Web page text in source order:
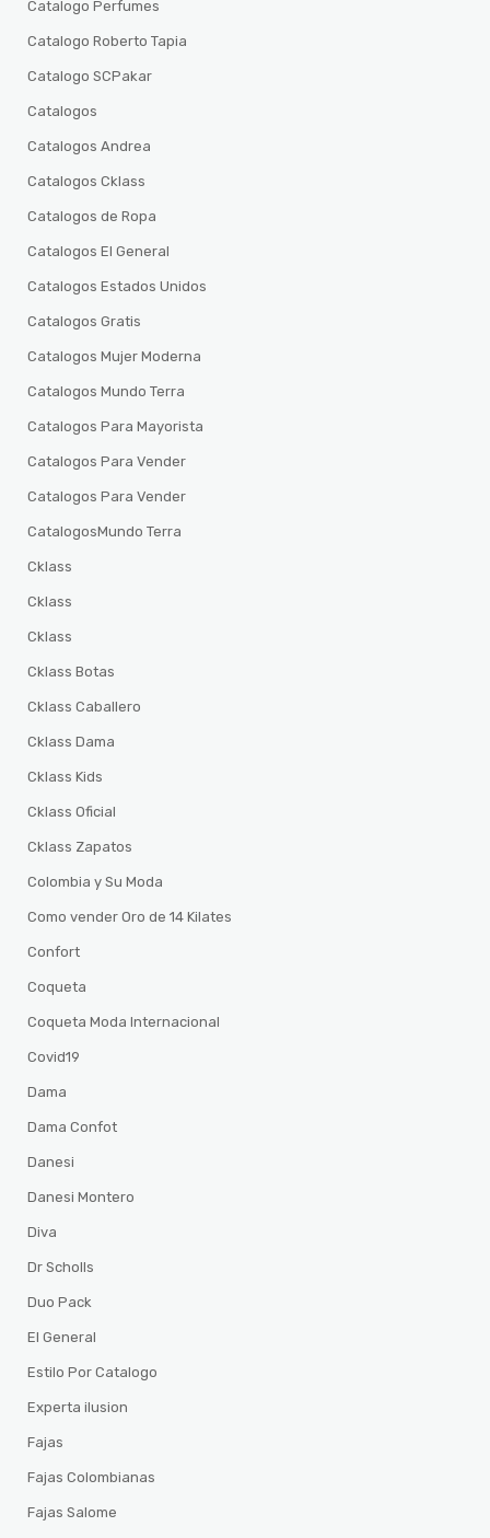
Catalogo Perfumes
Catalogo Roberto Tapia
Catalogo SCPakar
Catalogos
Catalogos Andrea
Catalogos Cklass
Catalogos de Ropa
Catalogos El General
Catalogos Estados Unidos
Catalogos Gratis
Catalogos Mujer Moderna
Catalogos Mundo Terra
Catalogos Para Mayorista
Catalogos Para Vender
Catalogos Para Vender
CatalogosMundo Terra
Cklass
Cklass
Cklass
Cklass Botas
Cklass Caballero
Cklass Dama
Cklass Kids
Cklass Oficial
Cklass Zapatos
Colombia y Su Moda
Como vender Oro de 14 Kilates
Confort
Coqueta
Coqueta Moda Internacional
Covid19
Dama
Dama Confot
Danesi
Danesi Montero
Diva
Dr Scholls
Duo Pack
El General
Estilo Por Catalogo
Experta ilusion
Fajas
Fajas Colombianas
Fajas Salome